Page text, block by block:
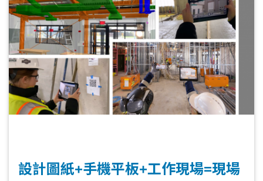
設計圖紙+手機平板+工作現場=現場